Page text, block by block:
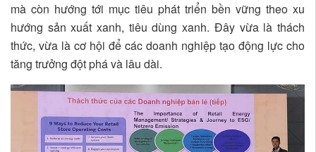
mà còn hướng tới mục tiêu phát triển bền vững theo xu
hướng sản xuất xanh, tiêu dùng xanh. Đây vừa là thách
thức, vừa là cơ hội để các doanh nghiệp tạo động lực cho
tăng trưởng đột phá và lâu dài.